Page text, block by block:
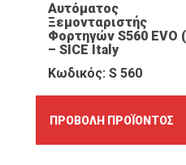
Αυτόματος
Ξεμονταριστής
Φορτηγών S560 ΕVO
– SICE Italy
Κωδικός: S 560
ΠΡΟΒΟΛΉ ΠΡΟΪΌΝΤΟΣ